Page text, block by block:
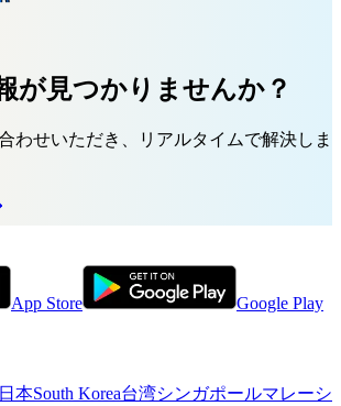
が見つかりませんか？
わせいただき、リアルタイムで解決しま
App Store Google Play
日本South Korea台湾シンガポールマレーシ